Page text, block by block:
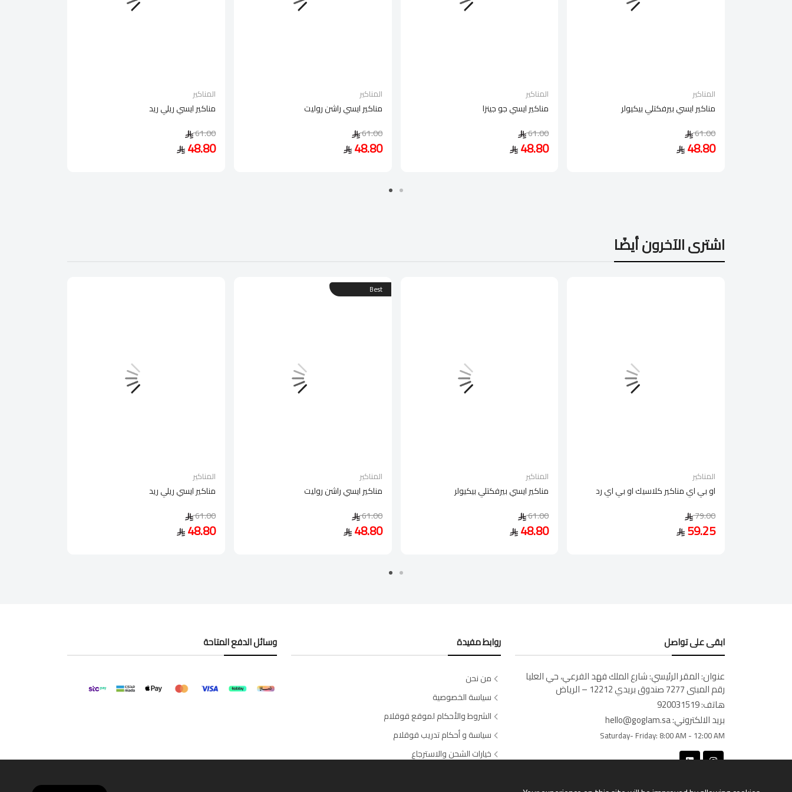
المناكير
مناكير ايسي ريلي ريد
61.00
48.80
المناكير
مناكير ايسي راشن روليت
61.00
48.80
المناكير
مناكير ايسي جو جينزا
61.00
48.80
المناكير
مناكير ايسي بيرفكتلي بيكيولر
61.00
48.80
اشترى الآخرون أيضًا
المناكير
مناكير ايسي ريلي ريد
61.00
48.80
Best
المناكير
مناكير ايسي راشن روليت
61.00
48.80
المناكير
مناكير ايسي بيرفكتلي بيكيولر
61.00
48.80
المناكير
او بي اي مناكير كلاسيك او بي اي رد
79.00
59.25
ابقى على تواصل
عنوان:المقر الرئيسي: شارع الملك فهد الفرعي، حي العليا
رقم المبنى 7277 صندوق بريدي 12212 – الرياض
هاتف:920031519
بريد الالكتروني:hello@goglam.sa
Saturday- Friday: 8:00 AM - 12:00 AM
روابط مفيدة
من نحن
سياسة الخصوصية
الشروط والأحكام لموقع قوقلام
سياسة و أحكام تدريب قوقلام
خيارات الشحن والاسترجاع
وسائل الدفع المتاحة